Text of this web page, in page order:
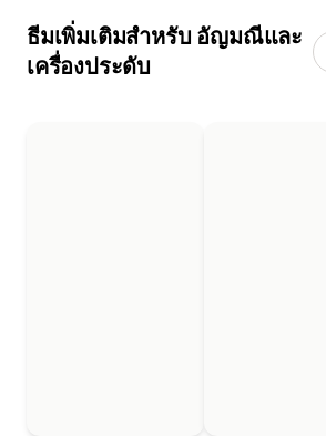
ธีมเพิ่มเติมสำหรับ อัญมณีและ
เครื่องประดับ